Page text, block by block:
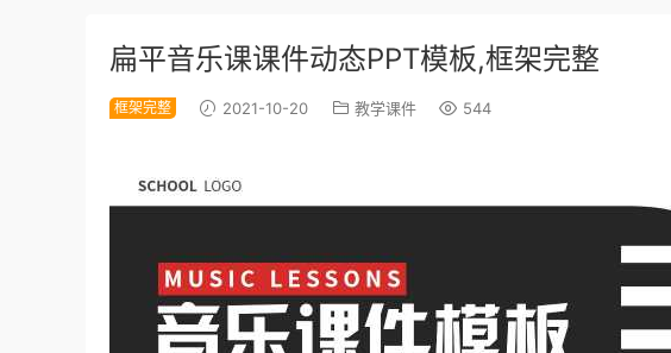
扁平音乐课课件动态PPT模板,框架完整
框架完整 2021-10-20 教学课件 544